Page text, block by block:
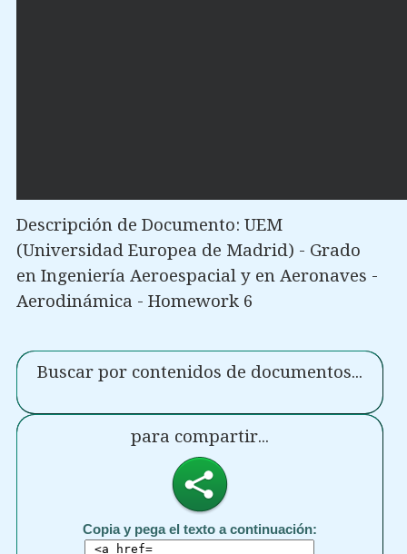
Descripción de Documento: UEM
(Universidad Europea de Madrid) - Grado
en Ingeniería Aeroespacial y en Aeronaves -
Aerodinámica - Homework 6
Buscar por contenidos de documentos...
para compartir...
Copia y pega el texto a continuación: